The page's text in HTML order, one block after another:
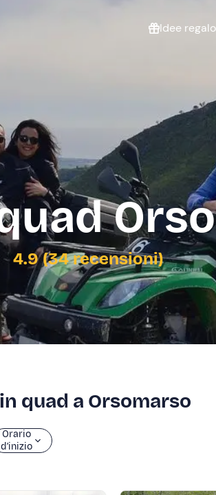
Idee regalo
Gift Card Freedome
Un regalo digitale che
lascia la libertà di
scegliere esperienze
outdoor in tutta Italia.
Regala una Gift Card
Esperienze da
Laurea
4.9 (34 recensioni)
quad a Orsomarso
Orario
d’inizio